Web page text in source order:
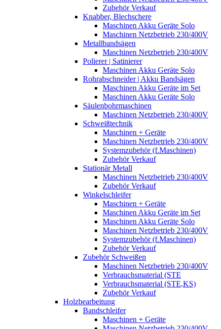
Zubehör Verkauf
Knabber, Blechschere
Maschinen Akku Geräte Solo
Maschinen Netzbetrieb 230/400V
Metallbandsägen
Maschinen Netzbetrieb 230/400V
Polierer | Satinierer
Maschinen Akku Geräte Solo
Rohrabschneider | Akku Bandsägen
Maschinen Akku Geräte im Set
Maschinen Akku Geräte Solo
Säulenbohrmaschinen
Maschinen Netzbetrieb 230/400V
Schweißtechnik
Maschinen + Geräte
Maschinen Netzbetrieb 230/400V
Systemzubehör (f.Maschinen)
Zubehör Verkauf
Stationär Metall
Maschinen Netzbetrieb 230/400V
Zubehör Verkauf
Winkelschleifer
Maschinen + Geräte
Maschinen Akku Geräte im Set
Maschinen Akku Geräte Solo
Maschinen Netzbetrieb 230/400V
Systemzubehör (f.Maschinen)
Zubehör Verkauf
Zubehör Schweißen
Maschinen Netzbetrieb 230/400V
Verbrauchsmaterial (STE
Verbrauchsmaterial (STE,KS)
Zubehör Verkauf
Holzbearbeitung
Bandschleifer
Maschinen + Geräte